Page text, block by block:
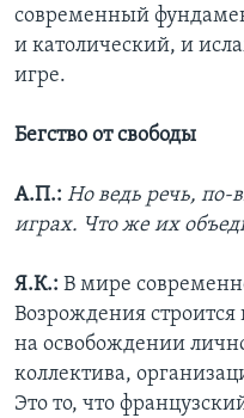
современный
и католический, и
игре.
Бегство от свободы
А.П.: Но ведь речь,
играх. Что же их
Я.К.: В мире
Возрождения
на освобождении
коллектива,
Это то, что